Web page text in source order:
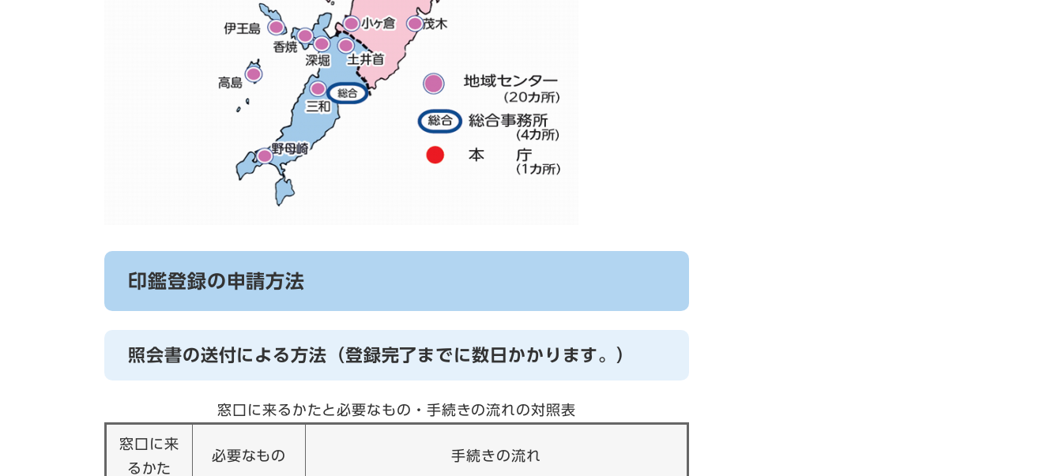
印鑑登録の申請方法
照会書の送付による方法（登録完了までに数日かかります。）
窓口に来るかたと必要なもの・手続きの流れの対照表
窓口に来
るかた
必要なもの 手続きの流れ